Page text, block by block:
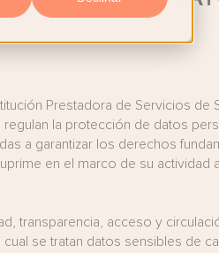
Prestadora de Servicios de
regulan la protección de datos
a garantizar los derechos
en el marco de su actividad
transparencia, acceso y
se tratan datos sensibles de